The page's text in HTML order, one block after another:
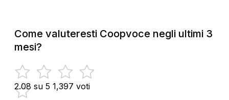
Come valuteresti Coopvoce negli ultimi 3
mesi?
2.08 su 5 1,397 voti